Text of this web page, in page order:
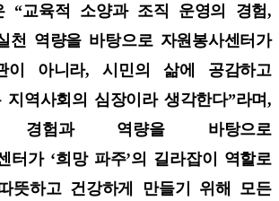
“교육적 소양과 조직 운영의 경험,
천 역량을 바탕으로 자원봉사센터가
이 아니라, 시민의 삶에 공감하고
지역사회의 심장이라 생각한다”라며,
험과 역량을 바탕으로
터가 ‘희망 파주’의 길라잡이 역할로
뜻하고 건강하게 만들기 위해 모든